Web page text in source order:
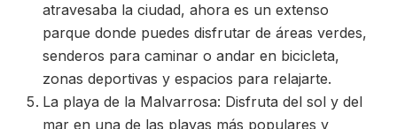
atravesaba la ciudad, ahora es un extenso
parque donde puedes disfrutar de áreas verdes,
senderos para caminar o andar en bicicleta,
zonas deportivas y espacios para relajarte.
La playa de la Malvarrosa: Disfruta del sol y del
mar en una de las playas más populares y